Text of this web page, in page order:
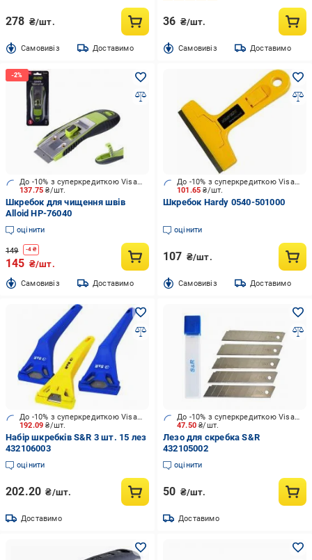
278 ₴/шт.
Cамовивіз Доставимо
36 ₴/шт.
Cамовивіз Доставимо
137.75₴/шт.
До -10% з суперкредиткою Visa Вигода
Шкребок для чищення швів
Alloid HP-76040
оцінити
149 -4 ₴
145 ₴/шт.
Cамовивіз Доставимо
101.65₴/шт.
До -10% з суперкредиткою Visa Вигода
Шкребок Hardy 0540-501000
оцінити
107 ₴/шт.
Cамовивіз Доставимо
192.09₴/шт.
До -10% з суперкредиткою Visa Вигода
Набір шкребків S&R 3 шт. 15 лез
432106003
оцінити
202.20 ₴/шт.
Доставимо
47.50₴/шт.
До -10% з суперкредиткою Visa Вигода
Лезо для скребка S&R
432105002
оцінити
50 ₴/шт.
Доставимо